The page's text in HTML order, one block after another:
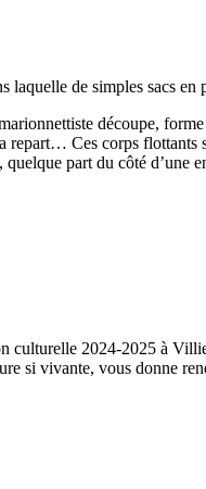
laquelle de simples sacs
découpe,
repart… Ces corps
part du côté d’une
2024-2025 à
si vivante, vous donne